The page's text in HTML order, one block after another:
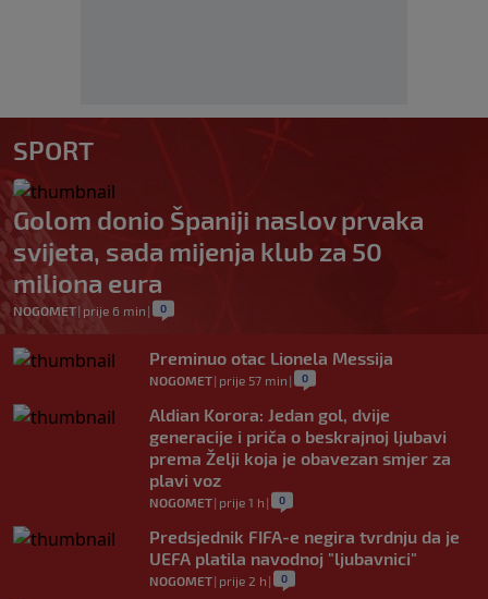
SPORT
Golom donio Španiji naslov prvaka
svijeta, sada mijenja klub za 50
miliona eura
NOGOMET| prije 6 min | 0
Preminuo otac Lionela Messija
NOGOMET| prije 57 min | 0
Aldian Korora: Jedan gol, dvije
generacije i priča o beskrajnoj ljubavi
prema Želji koja je obavezan smjer za
plavi voz
NOGOMET| prije 1 h | 0
Predsjednik FIFA-e negira tvrdnju da je
UEFA platila navodnoj "ljubavnici"
NOGOMET| prije 2 h | 0